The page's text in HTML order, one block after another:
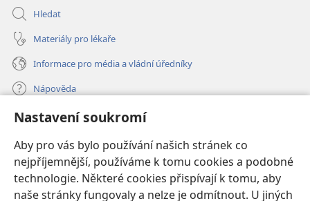
Nastavení soukromí
Aby pro vás bylo používání našich stránek co
nejpříjemnější, používáme k tomu cookies a podobné
technologie. Některé cookies přispívají k tomu, aby
naše stránky fungovaly a nelze je odmítnout. U jiných
Hledat
Materiály pro lékaře
Informace pro média a vládní úředníky
Nápověda
Dary
nové
okno) ONLINE KNIHOVNA Strážné věže
(otevřeno
nové
okno)JW Hub®